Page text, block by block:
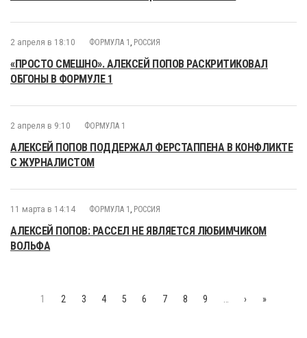
2 апреля в 18:10 ФОРМУЛА 1 , РОССИЯ
«ПРОСТО СМЕШНО». АЛЕКСЕЙ ПОПОВ РАСКРИТИКОВАЛ
ОБГОНЫ В ФОРМУЛЕ 1
2 апреля в 9:10 ФОРМУЛА 1
АЛЕКСЕЙ ПОПОВ ПОДДЕРЖАЛ ФЕРСТАППЕНА В КОНФЛИКТЕ
С ЖУРНАЛИСТОМ
11 марта в 14:14 ФОРМУЛА 1 , РОССИЯ
АЛЕКСЕЙ ПОПОВ: РАССЕЛ НЕ ЯВЛЯЕТСЯ ЛЮБИМЧИКОМ
ВОЛЬФА
1 2 3 4 5 6 7 8 9 › »